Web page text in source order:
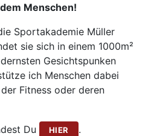
Menschen!
Sportakademie Müller
sie sich in einem 1000m²
Gesichtspunken
ich Menschen dabei
Fitness oder deren
Du HIER .